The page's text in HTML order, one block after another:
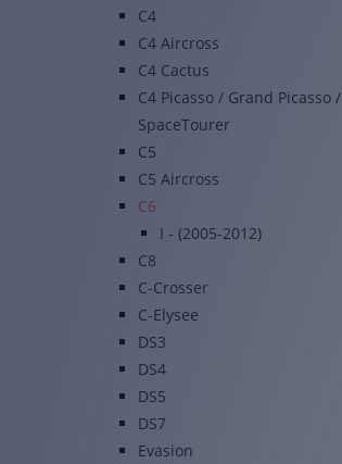
C4
C4 Aircross
C4 Cactus
C4 Picasso / Grand Picasso /
SpaceTourer
C5
C5 Aircross
C6
I - (2005-2012)
C8
C-Crosser
C-Elysee
DS3
DS4
DS5
DS7
Evasion